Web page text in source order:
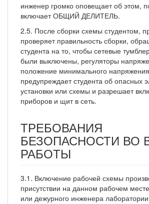
инженер громко оповещает об этом,
включает ОБЩИЙ ДЕЛИТЕЛЬ.
2.5. После сборки схемы студентом,
проверяет правильность сборки,
студента на то, чтобы сетевые
были выключены, регуляторы
положение минимального
предупреждает студента об опасных
установки или схемы и разрешает
приборов и щит в сеть.
ТРЕБОВАНИЯ
БЕЗОПАСНОСТИ ВО
РАБОТЫ
3.1. Включение рабочей схемы
присутствии на данном рабочем
или дежурного инженера